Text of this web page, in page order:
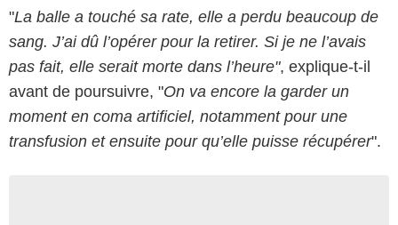
"La balle a touché sa rate, elle a perdu beaucoup de
sang. J’ai dû l’opérer pour la retirer. Si je ne l’avais
pas fait, elle serait morte dans l’heure", explique-t-il
avant de poursuivre, "On va encore la garder un
moment en coma artificiel, notamment pour une
transfusion et ensuite pour qu’elle puisse récupérer".